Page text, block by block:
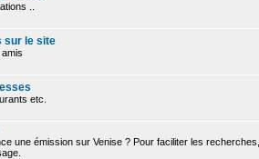
..
sur le site
etc.
une émission sur Venise ? Pour faciliter les